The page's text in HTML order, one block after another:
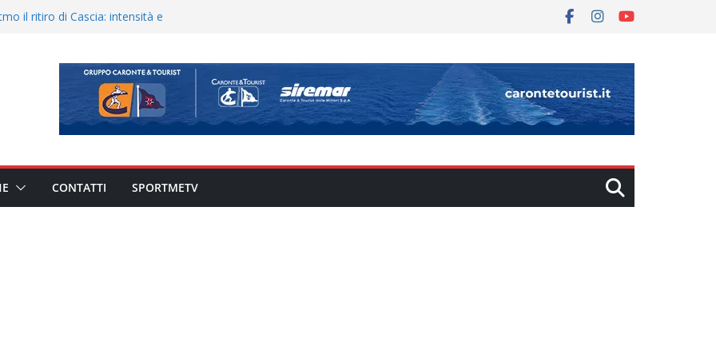
– Il calendario ’26/’27
chiama questa piazza non
e allenamento congiunto.
il caso sul contratto del
CONTATTI SPORTMETV